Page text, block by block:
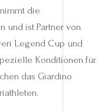
die
und ist Partner von
Legend Cup und
Konditionen für
das Giardino